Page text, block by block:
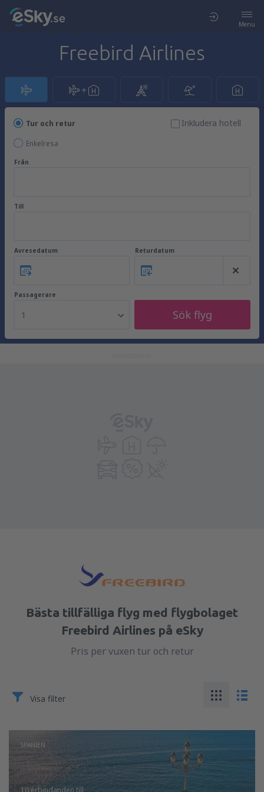
Menu
Freebird Airlines
Tur och retur
Enkelresa
Inkludera hotell
Från
Till
Avresedatum Returdatum
Passagerare
1 Sök flyg
Bästa tillfälliga flyg med flygbolaget
Freebird Airlines på eSky
Pris per vuxen tur och retur
Visa filter
SPANIEN
10 erbjudanden till